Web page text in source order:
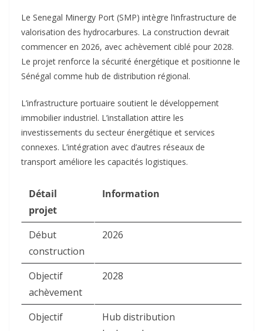
Le Senegal Minergy Port (SMP) intègre l’infrastructure de
valorisation des hydrocarbures. La construction devrait
commencer en 2026, avec achèvement ciblé pour 2028.
Le projet renforce la sécurité énergétique et positionne le
Sénégal comme hub de distribution régional.​
L’infrastructure portuaire soutient le développement
immobilier industriel. L’installation attire les
investissements du secteur énergétique et services
connexes. L’intégration avec d’autres réseaux de
transport améliore les capacités logistiques.​
Détail
projet
Information
Début
construction
2026
Objectif
achèvement
2028
Objectif
Hub distribution